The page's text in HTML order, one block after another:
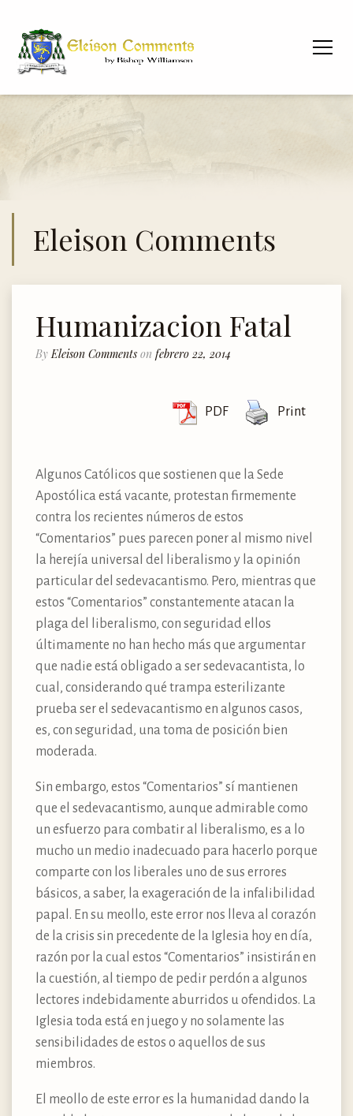
Eleison Comments
Humanizacion Fatal
By Eleison Comments on febrero 22, 2014
PDF Print
Algunos Católicos que sostienen que la Sede
Apostólica está vacante, protestan firmemente
contra los recientes números de estos
“Comentarios” pues parecen poner al mismo nivel
la herejía universal del liberalismo y la opinión
particular del sedevacantismo. Pero, mientras que
estos “Comentarios” constantemente atacan la
plaga del liberalismo, con seguridad ellos
últimamente no han hecho más que argumentar
que nadie está obligado a ser sedevacantista, lo
cual, considerando qué trampa esterilizante
prueba ser el sedevacantismo en algunos casos,
es, con seguridad, una toma de posición bien
moderada.
Sin embargo, estos “Comentarios” sí mantienen
que el sedevacantismo, aunque admirable como
un esfuerzo para combatir al liberalismo, es a lo
mucho un medio inadecuado para hacerlo porque
comparte con los liberales uno de sus errores
básicos, a saber, la exageración de la infalibilidad
papal. En su meollo, este error nos lleva al corazón
de la crisis sin precedente de la Iglesia hoy en día,
razón por la cual estos “Comentarios” insistirán en
la cuestión, al tiempo de pedir perdón a algunos
lectores indebidamente aburridos u ofendidos. La
Iglesia toda está en juego y no solamente las
sensibilidades de estos o aquellos de sus
miembros.
El meollo de este error es la humanidad dando la